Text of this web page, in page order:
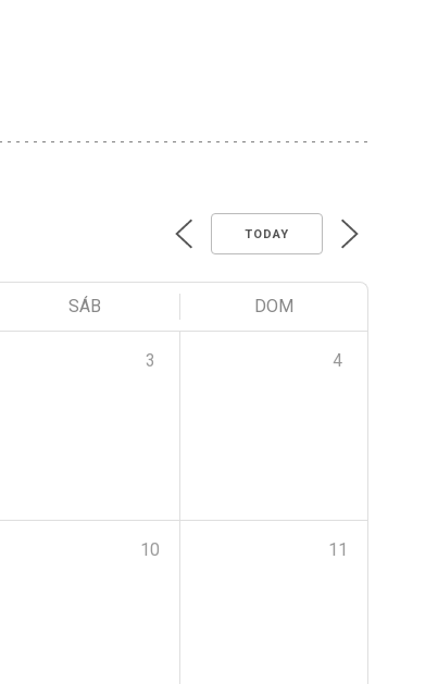
TODAY
SÁB DOM
3 4
10 11